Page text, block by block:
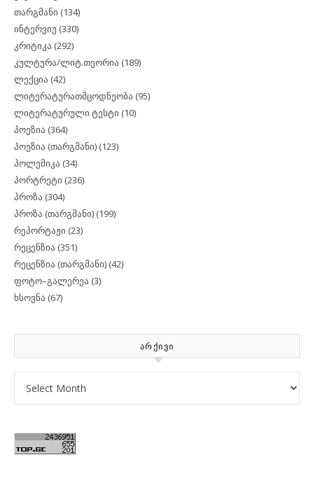
თარგმანი (134)
ინტერვიუ (330)
კრიტიკა (292)
კულტურა/ლიტ.თეორია (189)
ლექცია (42)
ლიტერატურათმცოდნეობა (95)
ლიტერატურული ტესტი (10)
პოეზია (364)
პოეზია (თარგმანი) (123)
პოლემიკა (34)
პორტრეტი (236)
პროზა (304)
პროზა (თარგმანი) (199)
რეპორტაჟი (23)
რეცენზია (351)
რეცენზია (თარგმანი) (42)
ფოტო–გალერეა (3)
ხსოვნა (67)
ᲐᲠᲥᲘᲕᲘ